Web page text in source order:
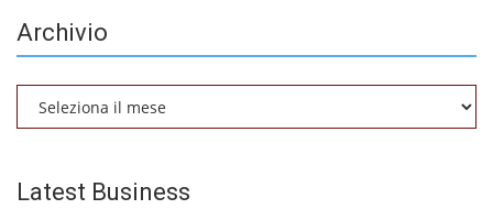
Archivio
Latest Business